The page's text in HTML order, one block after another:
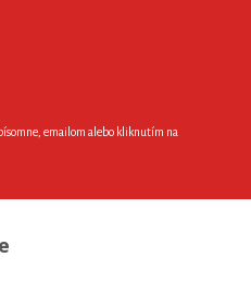
emailom alebo kliknutím na